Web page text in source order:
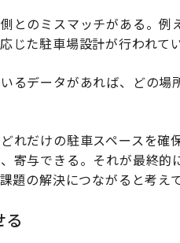
とのミスマッチがある。
じた駐車場設計が行われて
るデータがあれば、どの
れだけの駐車スペースを
寄与できる。それが最終
題の解決につながると考え
る